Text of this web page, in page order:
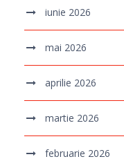
iunie 2026
mai 2026
aprilie 2026
martie 2026
februarie 2026